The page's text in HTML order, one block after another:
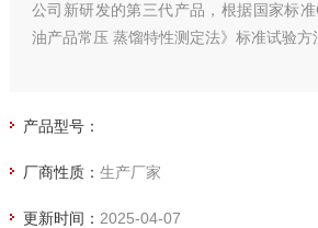
公司新研发的第三代产品，根据国家标
油产品常压 蒸馏特性测定法》标准试验方
产品型号：
厂商性质： 生产厂家
更新时间： 2025-04-07